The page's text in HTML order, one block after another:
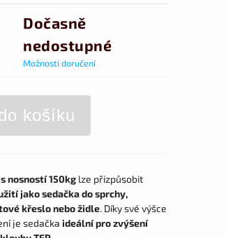
Dočasně
nedostupné
Možnosti doručení
košíku
s nosností 150kglze přizpůsobit
jako sedačka do sprchy,
křeslo nebo židle. Díky své výšce
je sedačka ideální pro zvýšení